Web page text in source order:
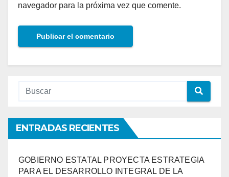
navegador para la próxima vez que comente.
ENTRADAS RECIENTES
GOBIERNO ESTATAL PROYECTA ESTRATEGIA
PARA EL DESARROLLO INTEGRAL DE LA